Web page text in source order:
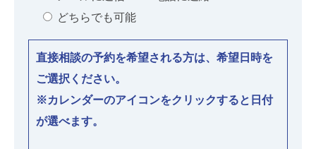
どちらでも可能
直接相談の予約を希望される方は、希望日時を
ご選択ください。
※カレンダーのアイコンをクリックすると日付
が選べます。